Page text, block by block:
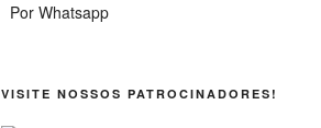
Por Whatsapp
VISITE NOSSOS PATROCINADORES!